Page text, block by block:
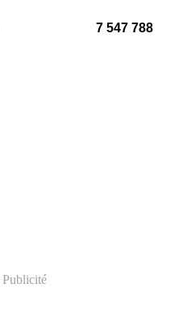
7 547 788
Publicité